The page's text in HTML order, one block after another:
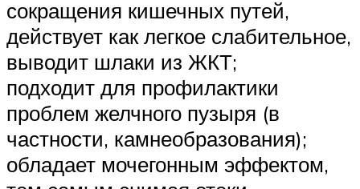
сокращения кишечных путей,
действует как легкое слабительное,
выводит шлаки из ЖКТ;
подходит для профилактики
проблем желчного пузыря (в
частности, камнеобразования);
обладает мочегонным эффектом,